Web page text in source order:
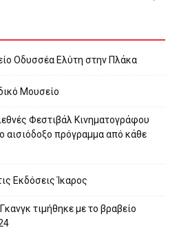
Οδυσσέα Ελύτη στην Πλάκα
Μουσείο
Φεστιβάλ Κινηματογράφου
αισιόδοξο πρόγραμμα από κάθε
Εκδόσεις Ίκαρος
τιμήθηκε με το βραβείο